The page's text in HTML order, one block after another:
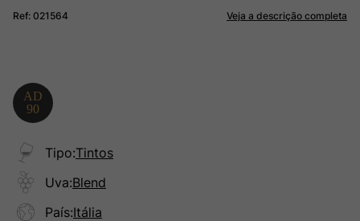
Ref: 021564 Veja a descrição completa
Tipo:Tintos
Uva:Blend
País:Itália